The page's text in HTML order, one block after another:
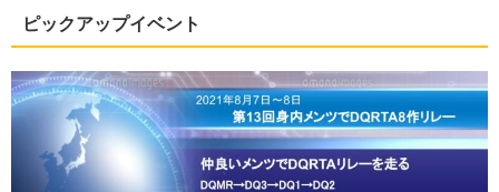
ピックアップイベント